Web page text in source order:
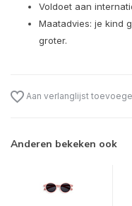
Voldoet aan
Maatadvies: je kind
groter.
Aan verlanglijst
Anderen bekeken ook